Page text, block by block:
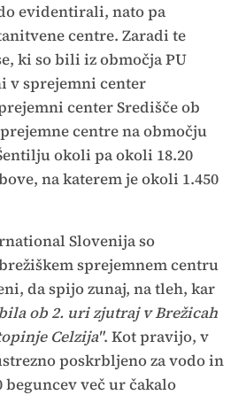
evidentirali, nato pa
centre. Zaradi te
ki so bili iz območja PU
v sprejemni center
center Središče ob
centre na območju
okoli pa okoli 18.20
na katerem je okoli 1.450
Slovenija so
sprejemnem centru
da spijo zunaj, na tleh, kar
ob 2. uri zjutraj v Brežicah
Celzija". Kot pravijo, v
poskrbljeno za vodo in
beguncev več ur čakalo